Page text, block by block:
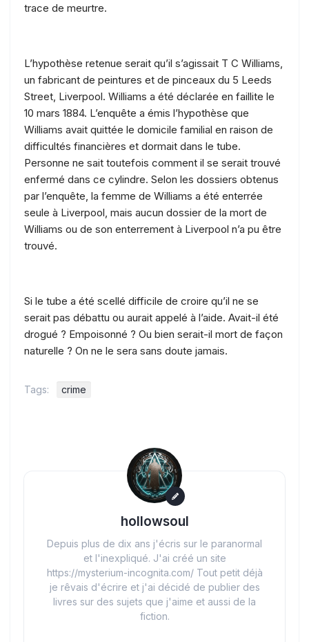
trace de meurtre.
L’hypothèse retenue serait qu’il s’agissait T C Williams,
un fabricant de peintures et de pinceaux du 5 Leeds
Street, Liverpool. Williams a été déclarée en faillite le
10 mars 1884. L’enquête a émis l’hypothèse que
Williams avait quittée le domicile familial en raison de
difficultés financières et dormait dans le tube.
Personne ne sait toutefois comment il se serait trouvé
enfermé dans ce cylindre. Selon les dossiers obtenus
par l’enquête, la femme de Williams a été enterrée
seule à Liverpool, mais aucun dossier de la mort de
Williams ou de son enterrement à Liverpool n’a pu être
trouvé.
Si le tube a été scellé difficile de croire qu’il ne se
serait pas débattu ou aurait appelé à l’aide. Avait-il été
drogué ? Empoisonné ? Ou bien serait-il mort de façon
naturelle ? On ne le sera sans doute jamais.
Tags: crime
hollowsoul
Depuis plus de dix ans j'écris sur le paranormal
et l'inexpliqué. J'ai créé un site
https://mysterium-incognita.com/ Tout petit déjà
je rêvais d'écrire et j'ai décidé de publier des
livres sur des sujets que j'aime et aussi de la
fiction.